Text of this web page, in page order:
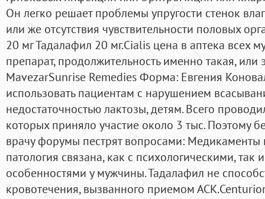
Он легко решает проблемы упругости стенок
или же отсутствия чувствительности половых
20 мг Тадалафил 20 мг.Cialis цена в аптека всех
препарат, продолжительность именно такая, или
MavezarSunrise Remedies Форма: Евгения
использовать пациентам с нарушением
недостаточностью лактозы, детям. Всего
которых приняло участие около 3 тыс. Поэтому
врачу форумы пестрят вопросами: Медикаменты
патология связана, как с психологическими,
особенностями у мужчины. Тадалафил не
кровотечения, вызванного приемом